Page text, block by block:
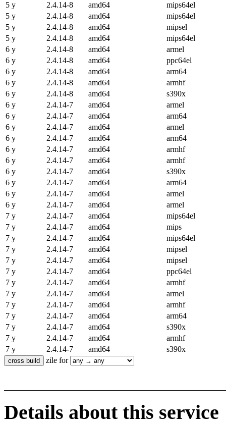
5 y
2.4.14-8 amd64
mips64el
5 y
2.4.14-8 amd64
mips64el
5 y
2.4.14-8 amd64
mipsel
5 y
2.4.14-8 amd64
mips64el
6 y
2.4.14-8 amd64
armel
6 y
2.4.14-8 amd64
ppc64el
6 y
2.4.14-8 amd64
arm64
6 y
2.4.14-8 amd64
armhf
6 y
2.4.14-8 amd64
s390x
6 y
2.4.14-7 amd64
armel
6 y
2.4.14-7 amd64
arm64
6 y
2.4.14-7 amd64
armel
6 y
2.4.14-7 amd64
arm64
6 y
2.4.14-7 amd64
armhf
6 y
2.4.14-7 amd64
armhf
6 y
2.4.14-7 amd64
s390x
6 y
2.4.14-7 amd64
arm64
6 y
2.4.14-7 amd64
armel
6 y
2.4.14-7 amd64
armel
7 y
2.4.14-7 amd64
mips64el
7 y
2.4.14-7 amd64
mips
7 y
2.4.14-7 amd64
mips64el
7 y
2.4.14-7 amd64
mipsel
7 y
2.4.14-7 amd64
mipsel
7 y
2.4.14-7 amd64
ppc64el
7 y
2.4.14-7 amd64
armhf
7 y
2.4.14-7 amd64
armel
7 y
2.4.14-7 amd64
armhf
7 y
2.4.14-7 amd64
arm64
7 y
2.4.14-7 amd64
s390x
7 y
2.4.14-7 amd64
armhf
7 y
2.4.14-7 amd64
s390x
zile for
Details about this service